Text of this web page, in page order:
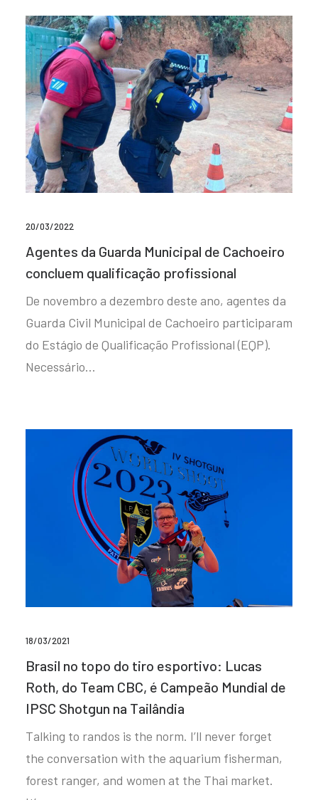
20/03/2022
Agentes da Guarda Municipal de Cachoeiro
concluem qualificação profissional
De novembro a dezembro deste ano, agentes da
Guarda Civil Municipal de Cachoeiro participaram
do Estágio de Qualificação Profissional (EQP).
Necessário…
18/03/2021
Brasil no topo do tiro esportivo: Lucas
Roth, do Team CBC, é Campeão Mundial de
IPSC Shotgun na Tailândia
Talking to randos is the norm. I’ll never forget
the conversation with the aquarium fisherman,
forest ranger, and women at the Thai market.